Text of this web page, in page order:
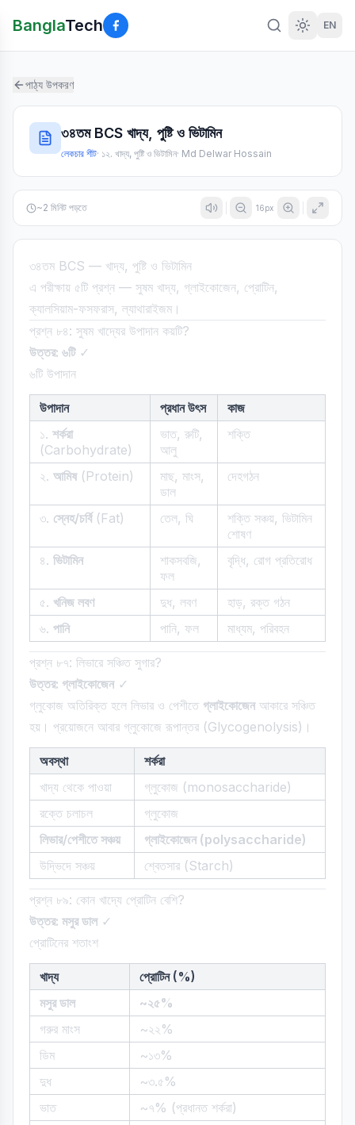
BanglaTech EN
পাঠ্য উপকরণ
৩৪তম BCS খাদ্য, পুষ্টি ও ভিটামিন
লেকচার শীট· ১২. খাদ্য, পুষ্টি ও ভিটামিন· Md Delwar Hossain
~2 মিনিট পড়তে 16px
৩৪তম BCS — খাদ্য, পুষ্টি ও ভিটামিন
এ পরীক্ষায় ৫টি প্রশ্ন — সুষম খাদ্য, গ্লাইকোজেন, প্রোটিন,
ক্যালসিয়াম-ফসফরাস, ল্যাথারাইজম।
প্রশ্ন ৮৪: সুষম খাদ্যের উপাদান কয়টি?
উত্তর: ৬টি✓
৬টি উপাদান
উপাদান প্রধান উৎস
কাজ
১. শর্করা
(Carbohydrate)
ভাত, রুটি,
আলু
শক্তি
২. আমিষ(Protein)
মাছ, মাংস,
ডাল
দেহগঠন
৩. স্নেহ/চর্বি(Fat) তেল, ঘি
শক্তি সঞ্চয়, ভিটামিন
শোষণ
৪. ভিটামিন
শাকসবজি,
ফল
বৃদ্ধি, রোগ প্রতিরোধ
৫. খনিজ লবণ দুধ, লবণ
হাড়, রক্ত গঠন
৬. পানি পানি, ফল মাধ্যম, পরিবহন
প্রশ্ন ৮৭: লিভারে সঞ্চিত সুগার?
উত্তর: গ্লাইকোজেন✓
গ্লুকোজ অতিরিক্ত হলে লিভার ও পেশীতে গ্লাইকোজেনআকারে সঞ্চিত
হয়। প্রয়োজনে আবার গ্লুকোজে রূপান্তর (Glycogenolysis)।
অবস্থা
শর্করা
খাদ্য থেকে পাওয়া
গ্লুকোজ (monosaccharide)
রক্তে চলাচল
গ্লুকোজ
লিভার/পেশীতে সঞ্চয়
গ্লাইকোজেন (polysaccharide)
উদ্ভিদে সঞ্চয়
শ্বেতসার (Starch)
প্রশ্ন ৮৯: কোন খাদ্যে প্রোটিন বেশি?
উত্তর: মসুর ডাল✓
প্রোটিনের শতাংশ
খাদ্য
প্রোটিন (%)
মসুর ডাল
~২৫%
গরুর মাংস
~২২%
ডিম
~১৩%
দুধ
~৩.৫%
ভাত
~৭% (প্রধানত শর্করা)